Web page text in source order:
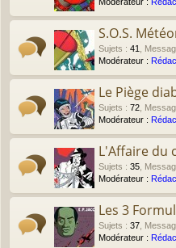
S.O.S.
Sujets : 41
Modérateur :
Le Piège
Sujets : 72
Modérateur :
L'Affaire du
Sujets : 35
Modérateur :
Les 3
Sujets : 37
Modérateur :